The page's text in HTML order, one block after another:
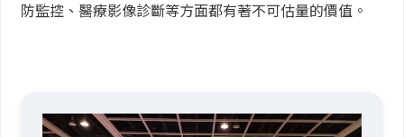
防監控、醫療影像診斷等方面都有著不可估量的價值。